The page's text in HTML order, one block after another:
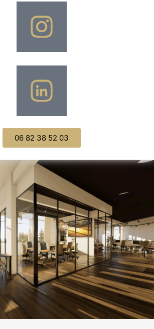
06 82 38 52 03